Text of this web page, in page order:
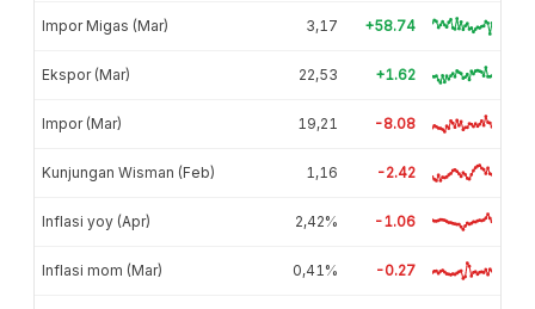
Impor Migas (Mar) 3,17 +58.74
Ekspor (Mar) 22,53 +1.62
Impor (Mar) 19,21 -8.08
Kunjungan Wisman (Feb) 1,16 -2.42
Inflasi yoy (Apr) 2,42% -1.06
Inflasi mom (Mar) 0,41% -0.27